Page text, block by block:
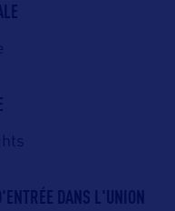
DANS L'UNION